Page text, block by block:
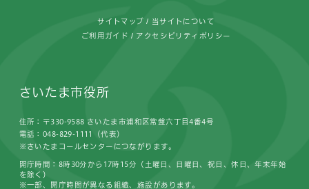
サイトマップ 当サイトについて
ご利用ガイド アクセシビリティポリシー
さいたま市役所
住所：〒330-9588 さいたま市浦和区常盤六丁目4番4号
電話：048-829-1111（代表）
※さいたまコールセンターにつながります。
開庁時間：8時30分から17時15分（土曜日、日曜日、祝日、休日、年末年始
を除く）
※一部、開庁時間が異なる組織、施設があります。